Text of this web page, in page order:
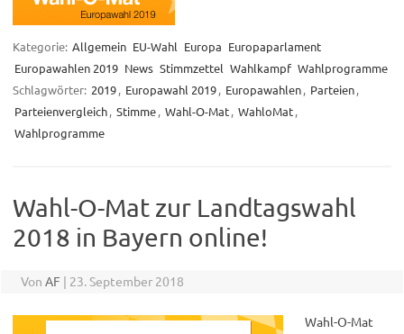
Kategorie: Allgemein EU-Wahl Europa Europaparlament
Europawahlen 2019 News Stimmzettel Wahlkampf Wahlprogramme
Schlagwörter: 2019, Europawahl 2019, Europawahlen, Parteien,
Parteienvergleich, Stimme, Wahl-O-Mat, WahloMat,
Wahlprogramme
Wahl-O-Mat zur Landtagswahl
2018 in Bayern online!
Von AF | 23. September 2018
Wahl-O-Mat